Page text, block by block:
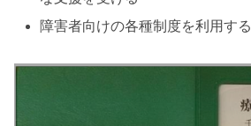
障害者向けの各種制度を利用する